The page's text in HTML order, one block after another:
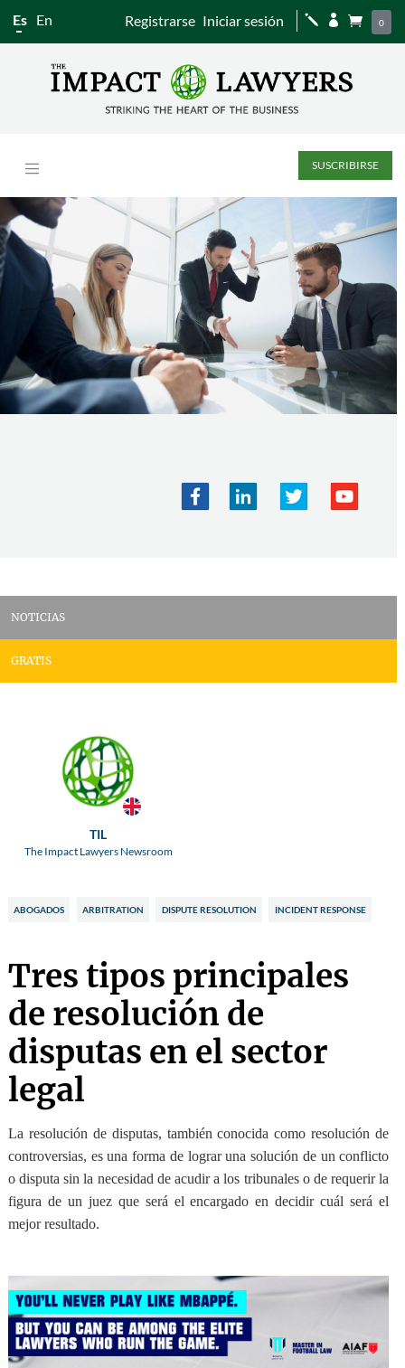
Es En Registrarse Iniciar sesión j   0
SUSCRIBIRSE
NOTICIAS
GRATIS
TIL
The Impact Lawyers Newsroom
ABOGADOS ARBITRATION DISPUTE RESOLUTION INCIDENT RESPONSE
Tres tipos principales
de resolución de
disputas en el sector
legal
La resolución de disputas, también conocida como resolución de
controversias, es una forma de lograr una solución de un conflicto
o disputa sinla necesidad de acudir a los tribunaleso de requerir la
figura de un juez que será el encargado en decidir cuál será el
mejor resultado.